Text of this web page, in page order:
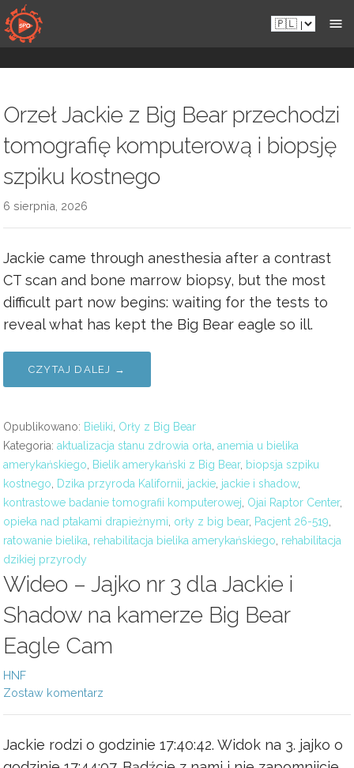
Przejdź
do
zawartości
Pl.sportsmansparadiseonline.com
Orzeł Jackie z Big Bear przechodzi
tomografię komputerową i biopsję
szpiku kostnego
6 sierpnia, 2026
Jackie came through anesthesia after a contrast
CT scan and bone marrow biopsy, but the most
difficult part now begins: waiting for the tests to
reveal what has kept the Big Bear eagle so ill.
CZYTAJ DALEJ →
Opublikowano: Bieliki Orły z Big Bear
Kategoria: aktualizacja stanu zdrowia orła anemia u bielika
amerykańskiego
Bielik amerykański z Big Bear, biopsja szpiku
kostnego
Dzika przyroda Kalifornii jackie jackie i shadow,
kontrastowe badanie tomografii komputerowej Ojai Raptor Center,
opieka nad ptakami drapieżnymi orły z big bear, Pacjent 26-519
ratowanie bielika rehabilitacja bielika amerykańskiego rehabilitacja
dzikiej przyrody
Wideo – Jajko nr 3 dla Jackie i
Shadow na kamerze Big Bear
Eagle Cam
HNF
Zostaw komentarz
Jackie rodzi o godzinie 17:40:42. Widok na 3. jajko o